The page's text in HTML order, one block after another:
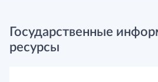
Государственные
ресурсы